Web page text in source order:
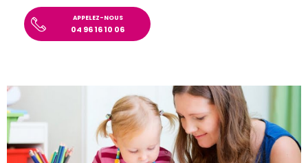
APPELEZ-NOUS
04 96 16 10 06